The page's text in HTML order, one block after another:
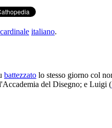
cardinale italiano.
battezzato lo stesso giorno col
del Disegno; e Luigi (